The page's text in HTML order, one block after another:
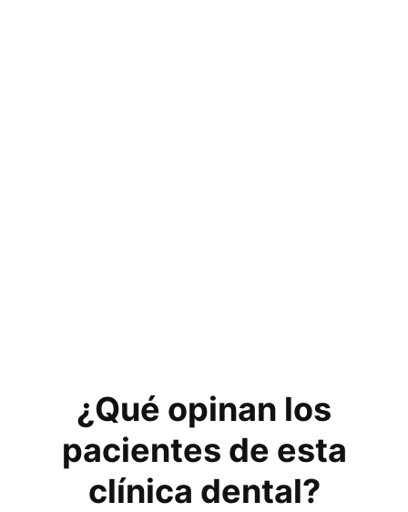
¿Qué opinan los
pacientes de esta
clínica dental?